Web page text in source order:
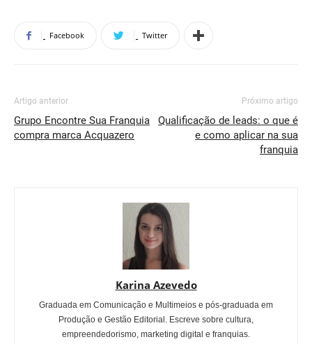
Facebook Twitter
Artigo anterior
Grupo Encontre Sua Franquia
compra marca Acquazero
Próximo artigo
Qualificação de leads: o que é
e como aplicar na sua
franquia
Karina Azevedo
Graduada em Comunicação e Multimeios e pós-graduada em
Produção e Gestão Editorial. Escreve sobre cultura,
empreendedorismo, marketing digital e franquias.